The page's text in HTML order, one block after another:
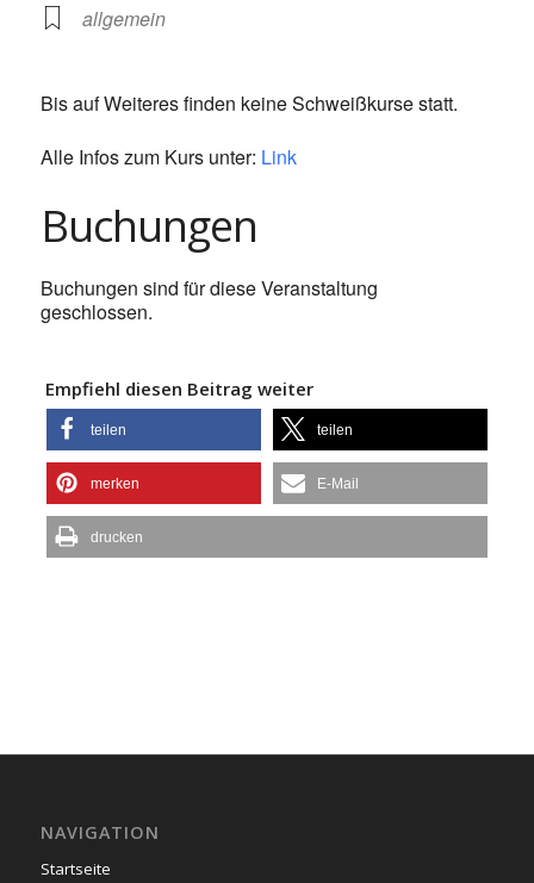
allgemein
Bis auf Weiteres finden keine Schweißkurse statt.
Alle Infos zum Kurs unter: Link
Buchungen
Buchungen sind für diese Veranstaltung
geschlossen.
Empfiehl diesen Beitrag weiter
teilen teilen
merken E-Mail
drucken
NAVIGATION
Startseite